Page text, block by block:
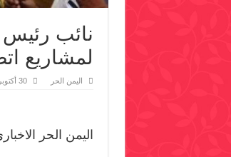
نائب رئيس
لمشاريع
اليمن الحر 30 أكتوبر، 2020
اليمن الحر